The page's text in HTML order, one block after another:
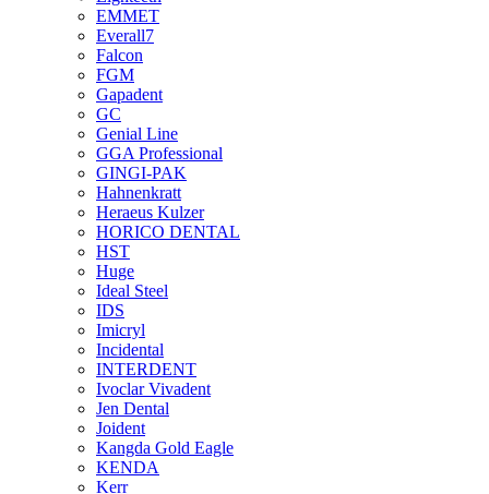
EMMET
Everall7
Falcon
FGM
Gapadent
GC
Genial Line
GGA Professional
GINGI-PAK
Hahnenkratt
Heraeus Kulzer
HORICO DENTAL
HST
Huge
Ideal Steel
IDS
Imicryl
Incidental
INTERDENT
Ivoclar Vivadent
Jen Dental
Joident
Kangda Gold Eagle
KENDA
Kerr